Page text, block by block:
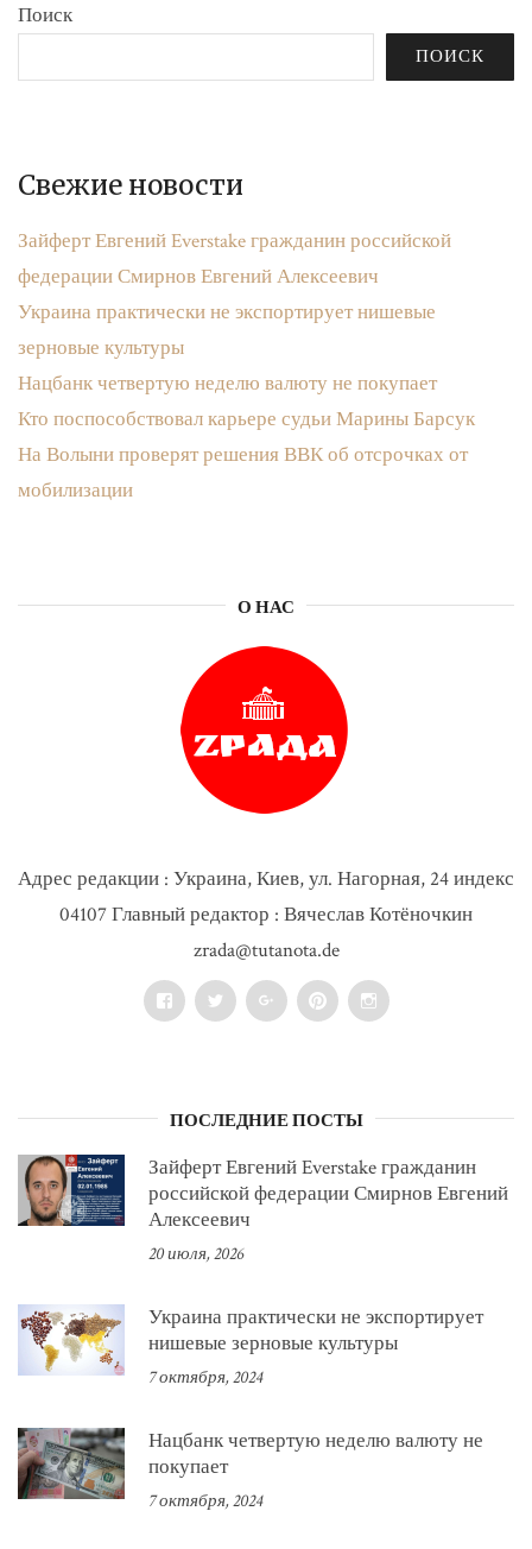
Поиск
ПОИСК
Свежие новости
Зайферт Евгений Everstake гражданин российской
федерации Смирнов Евгений Алексеевич
Украина практически не экспортирует нишевые
зерновые культуры
Нацбанк четвертую неделю валюту не покупает
Кто поспособствовал карьере судьи Марины Барсук
На Волыни проверят решения ВВК об отсрочках от
мобилизации
О НАС
Адрес редакции : Украина, Киев, ул. Нагорная, 24 индекс
04107 Главный редактор : Вячеслав Котёночкин
zrada@tutanota.de
FacebookTwitter Google+PinterestInstagram
ПОСЛЕДНИЕ ПОСТЫ
Зайферт Евгений Everstake гражданин
российской федерации Смирнов Евгений
Алексеевич
20 июля, 2026
Украина практически не экспортирует
нишевые зерновые культуры
7 октября, 2024
Нацбанк четвертую неделю валюту не
покупает
7 октября, 2024